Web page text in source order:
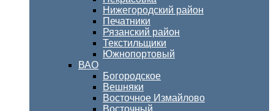
Нижегородский район
Печатники
Рязанский район
Текстильщики
Южнопортовый
ВАО
Богородское
Вешняки
Восточное Измайлово
Восточный